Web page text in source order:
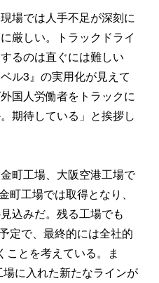
場では人手不足が深刻に
厳しい。トラックドライ
るのは直ぐには難しい
ル3』の実用化が見えて
国人労働者をトラックに
期待している」と挨拶し
町工場、大阪空港工場で
工場では取得となり、
込みだ。残る工場でも
定で、最終的には全社的
とを考えている。ま
に入れた新たなラインが